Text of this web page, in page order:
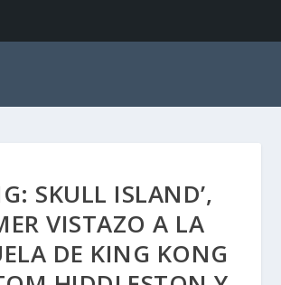
SKULL ISLAND’,
VISTAZO A LA
DE KING KONG